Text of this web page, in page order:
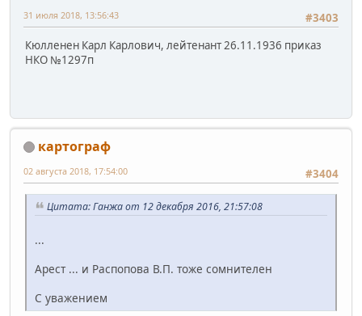
#3403
31 июля 2018, 13:56:43
Кюлленен Карл Карлович, лейтенант 26.11.1936 приказ
НКО №1297п
картограф
#3404
02 августа 2018, 17:54:00
Цитата: Ганжа от 12 декабря 2016, 21:57:08
...
Арест ... и Распопова В.П. тоже сомнителен
С уважением